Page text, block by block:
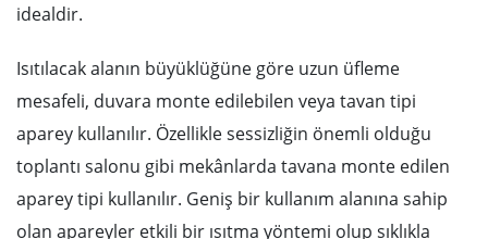
idealdir.
Isıtılacak alanın büyüklüğüne göre uzun üfleme
mesafeli, duvara monte edilebilen veya tavan tipi
aparey kullanılır. Özellikle sessizliğin önemli olduğu
toplantı salonu gibi mekânlarda tavana monte edilen
aparey tipi kullanılır. Geniş bir kullanım alanına sahip
olan apareyler etkili bir ısıtma yöntemi olup sıklıkla